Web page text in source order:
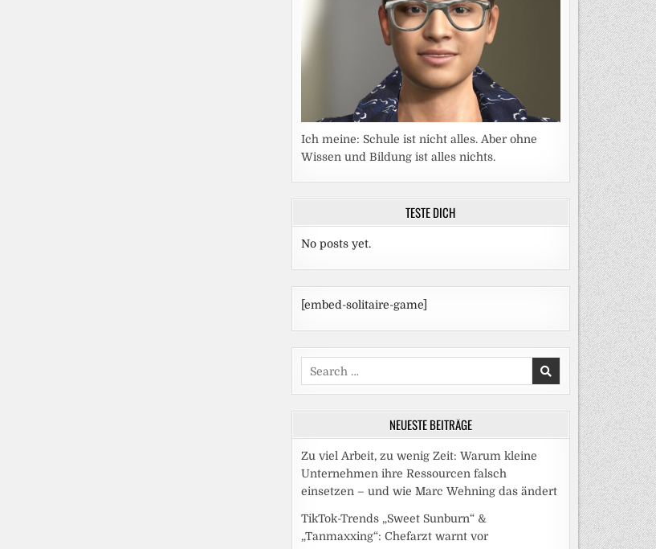
Ich meine: Schule ist nicht alles. Aber ohne
Wissen und Bildung ist alles nichts.
TESTE DICH
No posts yet.
[embed-solitaire-game]
Search
for:
NEUESTE BEITRÄGE
Zu viel Arbeit, zu wenig Zeit: Warum kleine
Unternehmen ihre Ressourcen falsch
einsetzen – und wie Marc Wehning das ändert
TikTok-Trends „Sweet Sunburn“ &
„Tanmaxxing“: Chefarzt warnt vor